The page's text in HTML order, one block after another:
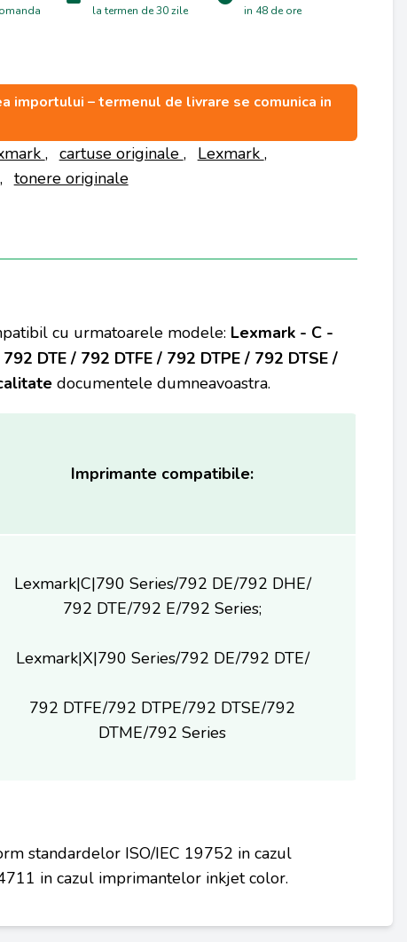
la termen de 30 zile in 48 de ore
importului – termenul de livrare se comunica in
, cartuse originale , Lexmark ,
, tonere originale
cu urmatoarele modele: Lexmark - C -
DTE / 792 DTFE / 792 DTPE / 792 DTSE /
documentele dumneavoastra.
Imprimante compatibile:
Lexmark|C|790 Series/792 DE/792 DHE/
792 DTE/792 E/792 Series;
Lexmark|X|790 Series/792 DE/792 DTE/
792 DTFE/792 DTPE/792 DTSE/792
DTME/792 Series
standardelor ISO/IEC 19752 in cazul
in cazul imprimantelor inkjet color.